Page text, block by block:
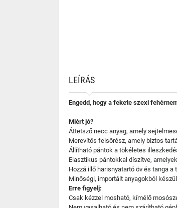
LEÍRÁS
Engedd, hogy a fekete szexi
Miért jó?
Áttetsző necc anyag, amely
Merevítős felsőrész, amely biztos
Állítható pántok a tökéletes
Elasztikus pántokkal díszítve,
Hozzá illő harisnyatartó öv és tanga a
Minőségi, importált anyagokból
Erre figyelj:
Csak kézzel mosható, kímélő